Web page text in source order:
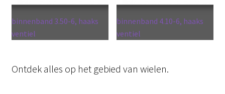
binnenband 3.50-6, haaks
ventiel
binnenband 4.10-6, haaks
ventiel
Ontdek alles op het gebied van wielen.